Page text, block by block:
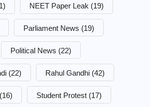
NEET Paper Leak (19)
Parliament News (19)
Political News (22)
(22) Rahul Gandhi (42)
(16) Student Protest (17)